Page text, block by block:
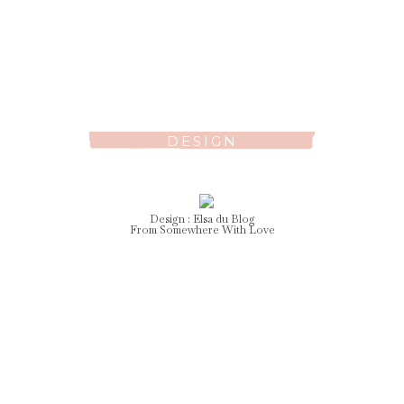
DESIGN
Design : Elsadu Blog
From Somewhere With Love